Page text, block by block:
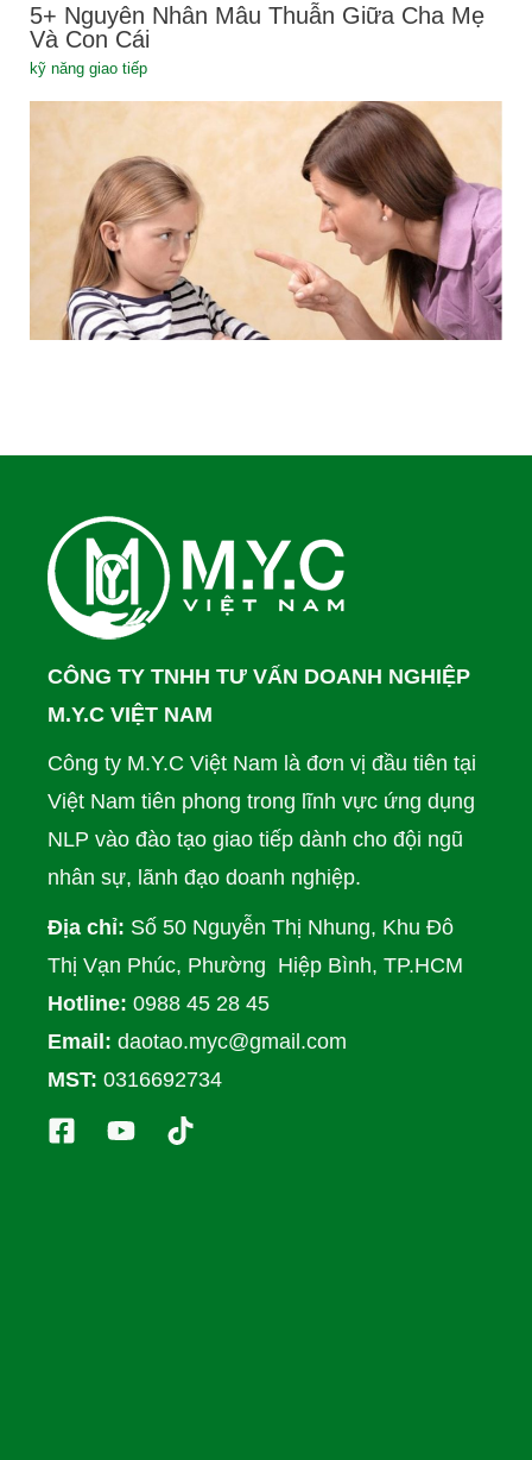
5+ Nguyên Nhân Mâu Thuẫn Giữa Cha Mẹ
Và Con Cái
kỹ năng giao tiếp
CÔNG TY TNHH TƯ VẤN DOANH NGHIỆP
M.Y.C VIỆT NAM
Công ty M.Y.C Việt Nam là đơn vị đầu tiên tại
Việt Nam tiên phong trong lĩnh vực ứng dụng
NLP vào đào tạo giao tiếp dành cho đội ngũ
nhân sự, lãnh đạo doanh nghiệp.
Địa chỉ: Số 50 Nguyễn Thị Nhung, Khu Đô
Thị Vạn Phúc, Phường Hiệp Bình, TP.HCM
Hotline: 0988 45 28 45
Email: daotao.myc@gmail.com
MST: 0316692734